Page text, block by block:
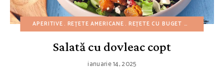
APERITIVE REȚETE AMERICANE REȚETE CU BUGET REDUS
Salată cu dovleac copt
ianuarie 14, 2025